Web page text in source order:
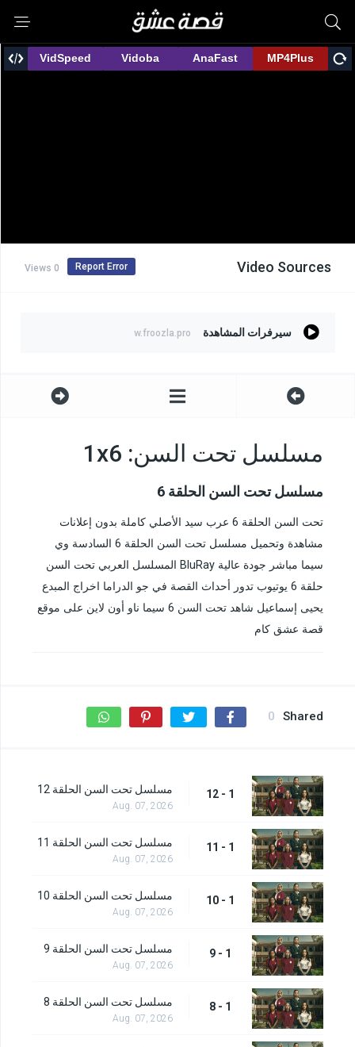
Video Sources
0 Views Report Error
سيرفرات المشاهدة w.froozla.pro
مسلسل تحت السن: 1x6
مسلسل تحت السن الحلقة 6
تحت السن الحلقة 6 عرب سيد الأصلي كاملة بدون إعلانات
مشاهدة وتحميل مسلسل تحت السن الحلقة 6 السادسة وي
سيما مباشر جودة عالية BluRay المسلسل العربي تحت السن
حلقة 6 يوتيوب تدور أحداث القصة في جو الدراما اخراج المبدع
يحيى إسماعيل شاهد تحت السن 6 سيما ناو أون لاين على موقع
قصة عشق كام
Shared
0
1 - 12 مسلسل تحت السن الحلقة 12
Aug. 07, 2026
1 - 11 مسلسل تحت السن الحلقة 11
Aug. 07, 2026
1 - 10 مسلسل تحت السن الحلقة 10
Aug. 07, 2026
1 - 9 مسلسل تحت السن الحلقة 9
Aug. 07, 2026
1 - 8 مسلسل تحت السن الحلقة 8
Aug. 07, 2026